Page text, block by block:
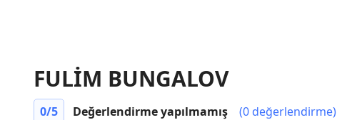
FULİM BUNGALOV
0/5 Değerlendirme yapılmamış (0 değerlendirme)